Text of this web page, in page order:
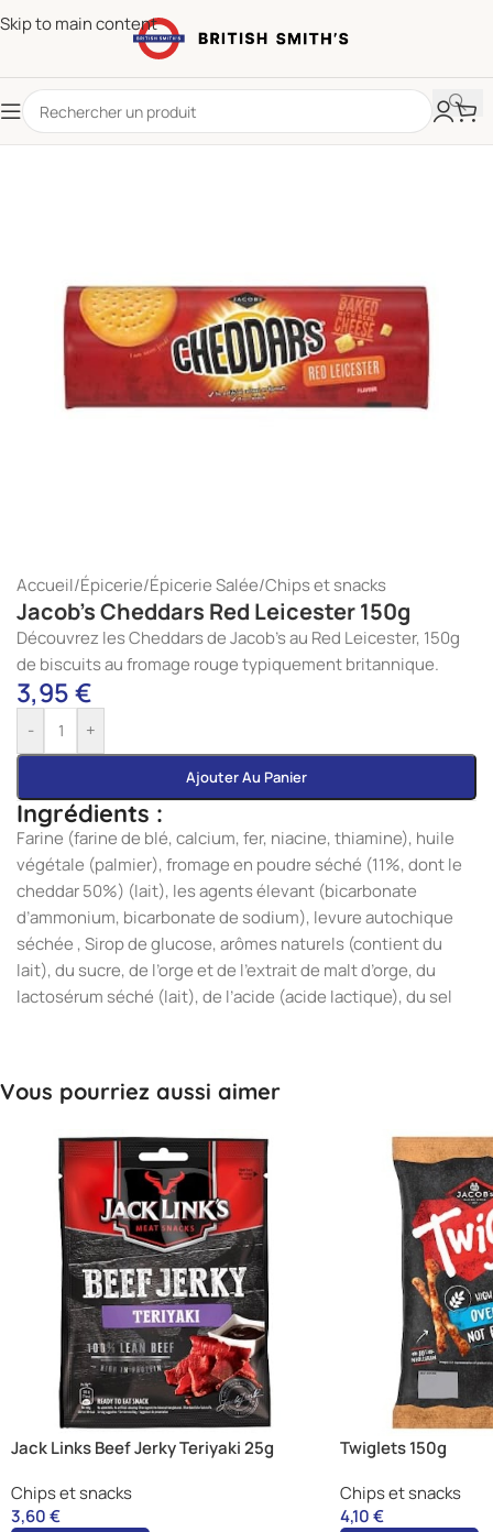
Skip to main content
Accueil/Épicerie/Épicerie Salée/Chips et snacks
Jacob’s Cheddars Red Leicester 150g
Découvrez les Cheddars de Jacob’s au Red Leicester, 150g
de biscuits au fromage rouge typiquement britannique.
3,95€
- +
Ajouter Au Panier
Ingrédients :
Farine (farine de blé, calcium, fer, niacine, thiamine), huile
végétale (palmier), fromage en poudre séché (11%, dont le
cheddar 50%) (lait), les agents élevant (bicarbonate
d’ammonium, bicarbonate de sodium), levure autochique
séchée , Sirop de glucose, arômes naturels (contient du
lait), du sucre, de l’orge et de l’extrait de malt d’orge, du
lactosérum séché (lait), de l’acide (acide lactique), du sel
Vous pourriez aussi aimer
Jack Links Beef Jerky Teriyaki 25g
Chips et snacks
3,60€
Twiglets 150g
Chips et snacks
4,10€